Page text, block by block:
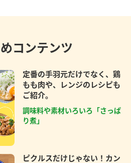
コンテンツ
定番の手羽元だけでなく、鶏
もも肉や、レンジのレシピも
ご紹介。
調味料や素材いろいろ「さっぱ
り煮」
ピクルスだけじゃない！カン